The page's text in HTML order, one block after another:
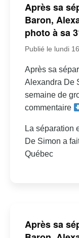
Après sa
Baron,
photo à sa
Publié le lundi
Après sa
Alexandra De
semaine de
commentaire
La séparation
De Simon a
Québec
Après sa